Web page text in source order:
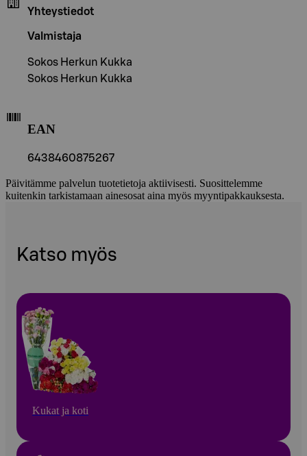
Yhteystiedot
Valmistaja
Sokos Herkun Kukka
Sokos Herkun Kukka
EAN
6438460875267
Päivitämme palvelun tuotetietoja aktiivisesti. Suosittelemme
kuitenkin tarkistamaan ainesosat aina myös myyntipakkauksesta.
Katso myös
Kukat ja koti